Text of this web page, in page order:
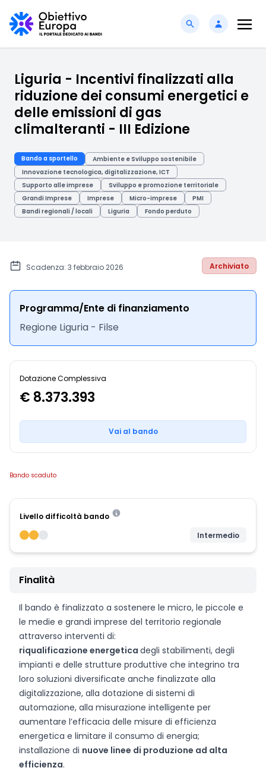
Liguria - Incentivi finalizzati alla
riduzione dei consumi energetici e
delle emissioni di gas
climalteranti - III Edizione
Bando a sportello
Ambiente e Sviluppo sostenibile
Innovazione tecnologica, digitalizzazione, ICT
Supporto alle imprese
Sviluppo e promozione territoriale
Grandi Imprese
Imprese Micro-imprese
PMI
Bandi regionali / locali
Liguria Fondo perduto
Scadenza: 3 febbraio 2026 Archiviato
Programma/Ente di finanziamento
Regione Liguria - Filse
Dotazione Complessiva
€ 8.373.393
Vai al bando
Bando scaduto
Livello difficoltà bando
Intermedio
Finalità
Il bando è finalizzato a sostenere le micro, le piccole e
le medie e grandi imprese del territorio regionale
attraverso interventi di:
riqualificazione energetica degli stabilimenti, degli
impianti e delle strutture produttive che integrino tra
loro soluzioni diversificate anche finalizzate alla
digitalizzazione, alla dotazione di sistemi di
automazione, alla misurazione intelligente per
aumentare l’efficacia delle misure di efficienza
energetica e limitare il consumo di energia;
installazione di nuove linee di produzione ad alta
efficienza.